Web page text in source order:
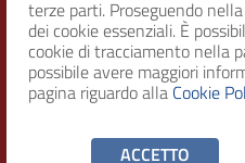
terze parti. Proseguendo
dei cookie essenziali. È
cookie di tracciamento nella
possibile avere maggiori
pagina riguardo alla Cookie
ACCETTO
Indirizzo
Piazza San Magno 9
20025, Legnano (MI)
Telefono
(+39) 0331471111